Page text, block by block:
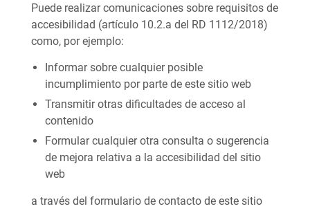
Puede realizar comunicaciones sobre requisitos de
accesibilidad (artículo 10.2.a del RD 1112/2018)
como, por ejemplo:
Informar sobre cualquier posible
incumplimiento por parte de este sitio web
Transmitir otras dificultades de acceso al
contenido
Formular cualquier otra consulta o sugerencia
de mejora relativa a la accesibilidad del sitio
web
a través del formulario de contacto de este sitio